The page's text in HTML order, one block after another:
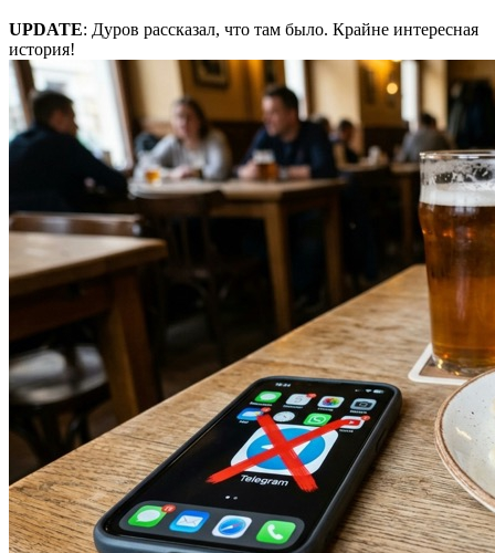
UPDATE: Дуров рассказал, что там было. Крайне интересная
история!